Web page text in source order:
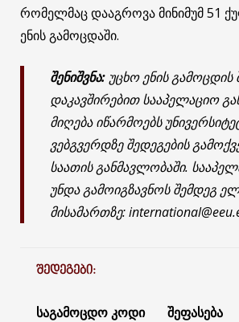
რომელმაც დააგროვა მინიმუმ 51
ენის გამოცდაში.
შენიშვნა: უცხო ენის გამოცდის
დაკავშირებით სააპელაციო
მიღება იწარმოებს
ვებგვერდზე შედეგების
საათის განმავლობაში.
უნდა გამოიგზავნოს შემდეგ
მისამართზე:
ᲨᲔᲓᲔᲒᲔᲑᲘ:
საგამოცდო კოდი შეფასება